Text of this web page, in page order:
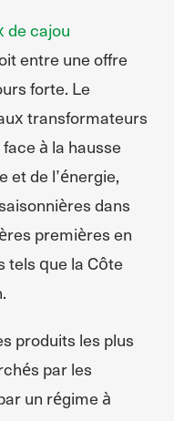
de cajou
entre une offre
forte. Le
transformateurs
à la hausse
et de l’énergie,
dans
premières en
tels que la Côte
produits les plus
par les
un régime à